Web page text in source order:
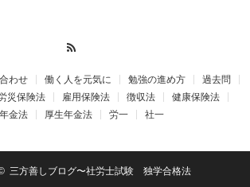
わせ 働く人を元気に 勉強の進め方
過去問
災保険法 雇用保険法 徴収法
健康保険法
金法
厚生年金法 労一 社一
三方善しブログ〜社労士試験 独学合格法